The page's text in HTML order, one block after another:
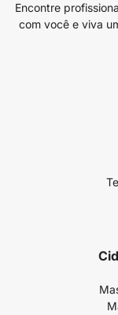
Encontre
com você e viva